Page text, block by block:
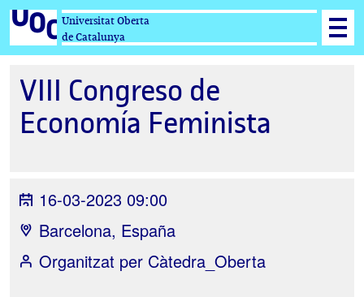
Universitat Oberta
de Catalunya
VIII Congreso de
Economía Feminista
16-03-2023 09:00
Barcelona, España
Organitzat per Càtedra_Oberta